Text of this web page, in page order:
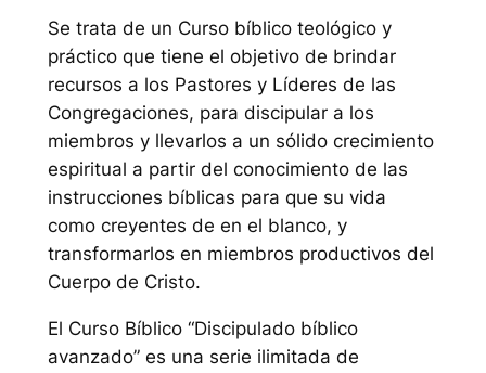
Se trata de un Curso bíblico teológico y
práctico que tiene el objetivo de brindar
recursos a los Pastores y Líderes de las
Congregaciones, para discipular a los
miembros y llevarlos a un sólido crecimiento
espiritual a partir del conocimiento de las
instrucciones bíblicas para que su vida
como creyentes de en el blanco, y
transformarlos en miembros productivos del
Cuerpo de Cristo.
El Curso Bíblico “Discipulado bíblico
avanzado” es una serie ilimitada de